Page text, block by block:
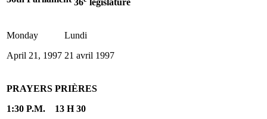
Monday
April 21, 1997
Lundi
21 avril 1997
PRAYERS
1:30 P.M.
PRIÈRES
13 H 30